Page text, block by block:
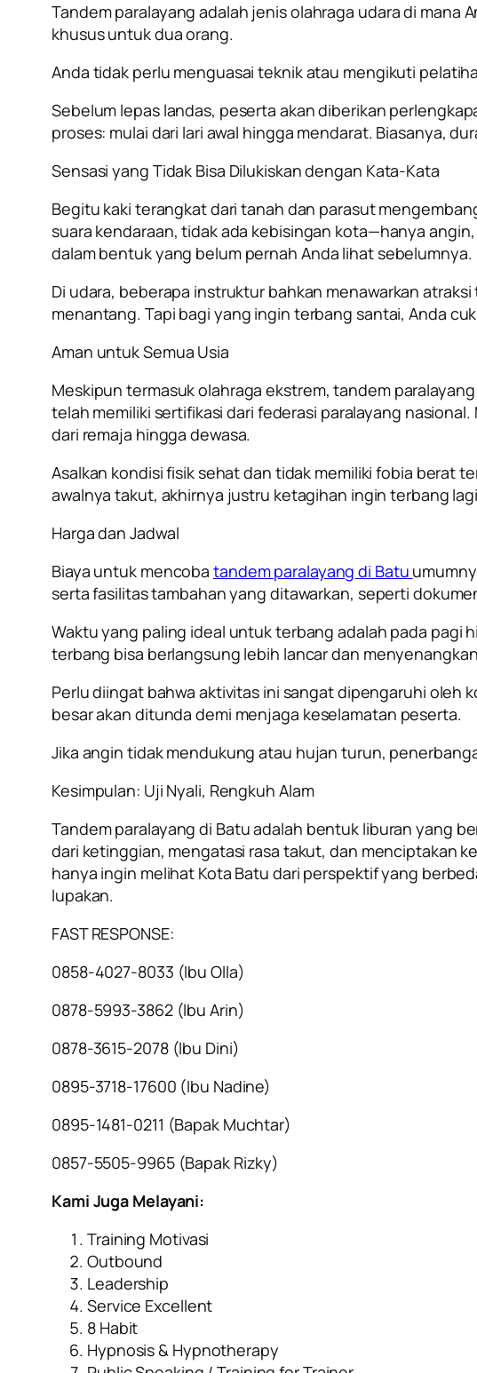
Tandem paralayang adalah jenis olahraga udara di
khusus untuk dua orang.
Anda tidak perlu menguasai teknik atau mengikuti
Sebelum lepas landas, peserta akan diberikan
proses: mulai dari lari awal hingga mendarat. Biasanya,
Sensasi yang Tidak Bisa Dilukiskan dengan Kata-Kata
Begitu kaki terangkat dari tanah dan parasut
suara kendaraan, tidak ada kebisingan kota—hanya
dalam bentuk yang belum pernah Anda lihat sebelumnya.
Di udara, beberapa instruktur bahkan menawarkan
menantang. Tapi bagi yang ingin terbang santai, Anda
Aman untuk Semua Usia
Meskipun termasuk olahraga ekstrem, tandem
telah memiliki sertifikasi dari federasi paralayang
dari remaja hingga dewasa.
Asalkan kondisi fisik sehat dan tidak memiliki fobia berat
awalnya takut, akhirnya justru ketagihan ingin terbang
Harga dan Jadwal
Biaya untuk mencoba tandem paralayang di Batu
serta fasilitas tambahan yang ditawarkan, seperti
Waktu yang paling ideal untuk terbang adalah pada pagi
terbang bisa berlangsung lebih lancar dan
Perlu diingat bahwa aktivitas ini sangat dipengaruhi oleh
besar akan ditunda demi menjaga keselamatan peserta.
Jika angin tidak mendukung atau hujan turun,
Kesimpulan: Uji Nyali, Rengkuh Alam
Tandem paralayang di Batu adalah bentuk liburan yang
dari ketinggian, mengatasi rasa takut, dan menciptakan
hanya ingin melihat Kota Batu dari perspektif yang
lupakan.
FAST RESPONSE:
0858-4027-8033 (lbu Olla)
0878-5993-3862 (lbu Arin)
0878-3615-2078 (lbu Dini)
0895-3718-17600 (Ibu Nadine)
0895-1481-0211 (Bapak Muchtar)
0857-5505-9965 (Bapak Rizky)
Kami Juga Melayani:
Training Motivasi
Outbound
Leadership
Service Excellent
8 Habit
Hypnosis & Hypnotherapy